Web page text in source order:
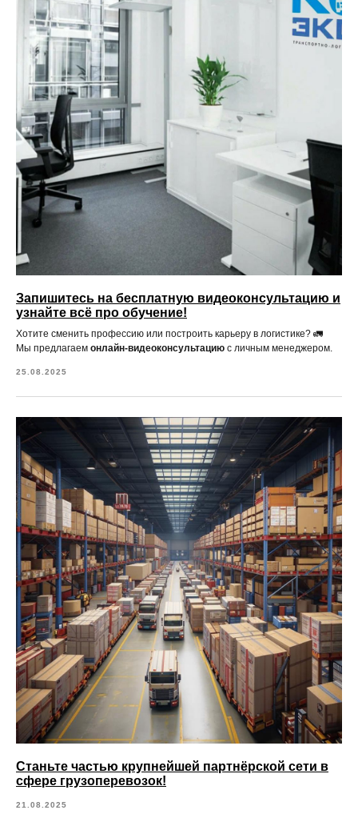
Запишитесь на бесплатную видеоконсультацию и
узнайте всё про обучение!
Хотите сменить профессию или построить карьеру в логистике? 🚛
Мы предлагаем онлайн-видеоконсультацию с личным менеджером.
25.08.2025
Станьте частью крупнейшей партнёрской сети в
сфере грузоперевозок!
21.08.2025